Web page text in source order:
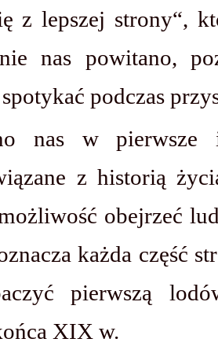
z lepszej strony“,
nas powitano,
podczas
nas w pierwsze
z historią
obejrzeć
każda część
pierwszą
XIX w.